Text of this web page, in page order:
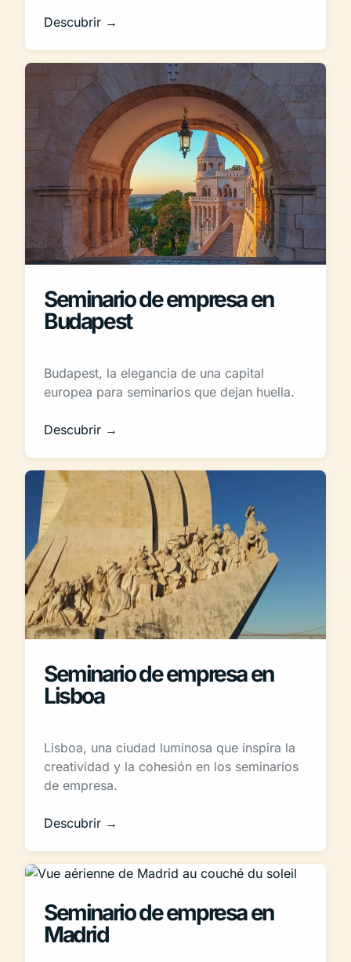
Descubrir →
Seminario de empresa en
Budapest
Budapest, la elegancia de una capital
europea para seminarios que dejan huella.
Descubrir →
Seminario de empresa en
Lisboa
Lisboa, una ciudad luminosa que inspira la
creatividad y la cohesión en los seminarios
de empresa.
Descubrir →
Seminario de empresa en
Madrid